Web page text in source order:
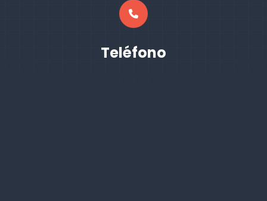
Teléfono